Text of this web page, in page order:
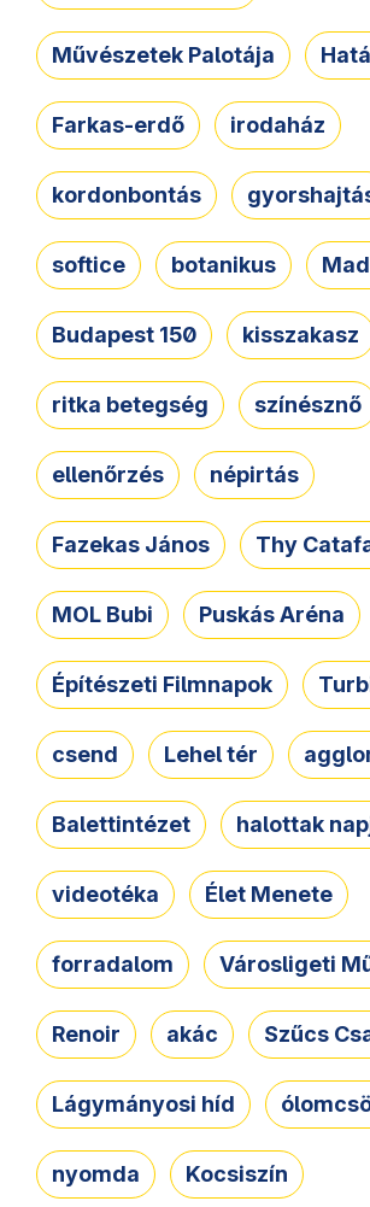
Művészetek Palotája
Farkas-erdő irodaház
kordonbontás
softice botanikus
Budapest 150 kisszakasz
ritka betegség színésznő
ellenőrzés népirtás
Fazekas János Thy
MOL Bubi Puskás Aréna
Építészeti Filmnapok
csend Lehel tér
Balettintézet halottak
videotéka Élet Menete
forradalom Városligeti
Renoir akác Szűcs
Lágymányosi híd
nyomda Kocsiszín